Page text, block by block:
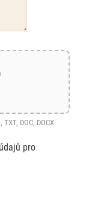
DOC, DOCX
pro